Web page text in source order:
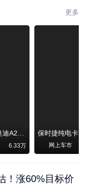
更多
时隔21年，奥迪A2强势归来！
6.33万 网上车市
！涨60%目标价